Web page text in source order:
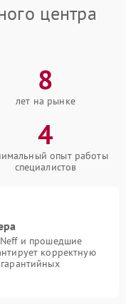
центра
8
лет на рынке
4
опыт работы
специалистов
Neff и прошедшие
корректную